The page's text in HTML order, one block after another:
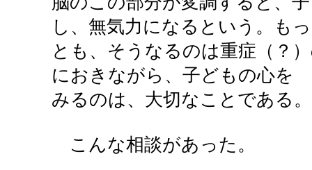
し、無気力になるという。もっ
とも、そうなるのは重症（？
におきながら、子どもの心を
みるのは、大切なことである。
こんな相談があった。